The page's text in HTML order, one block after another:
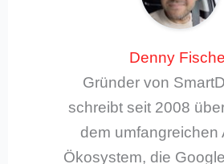
Denny
Gründer von
schreibt seit 2008
dem umfangreichen
Ökosystem, die